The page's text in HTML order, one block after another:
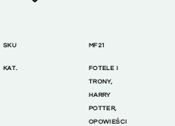
SKU MF21
KAT.
FOTELE I
TRONY,
HARRY
POTTER,
OPOWIEŚCI